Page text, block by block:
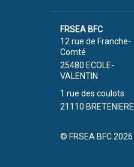
FRSEA BFC
12 rue de Franche-
Comté
25480 ECOLE-
VALENTIN
1 rue des coulots
21110 BRETENIERE
© FRSEA BFC 2026